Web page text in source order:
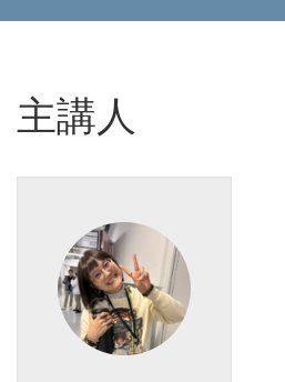
主講人